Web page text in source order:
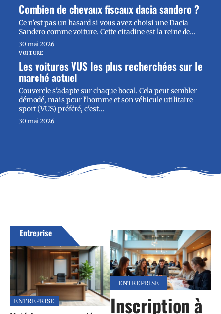
Combien de chevaux fiscaux dacia sandero ?
Ce n’est pas un hasard si vous avez choisi une Dacia
Sandero comme voiture. Cette citadine est la reine de…
30 mai 2026
VOITURE
Les voitures VUS les plus recherchées sur le
marché actuel
Couvercle s'adapte sur chaque bocal. Cela peut sembler
démodé, mais pour l'homme et son véhicule utilitaire
sport (VUS) préféré, c'est…
30 mai 2026
Entreprise En voir plus
ENTREPRISE
ENTREPRISE
Inscription à